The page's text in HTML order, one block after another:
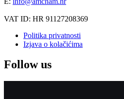
VAT ID: HR 91127208369
Politika privatnosti
Izjava o kolačićima
Follow us